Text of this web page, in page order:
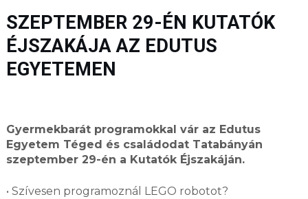
SZEPTEMBER 29-ÉN KUTATÓK
ÉJSZAKÁJA AZ EDUTUS
EGYETEMEN
Gyermekbarát programokkal vár az Edutus
Egyetem Téged és családodat Tatabányán
szeptember 29-én a Kutatók Éjszakáján.
• Szívesen programoznál LEGO robotot?